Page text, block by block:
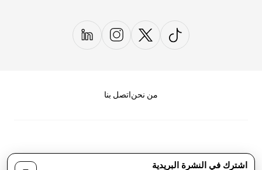
من نحن اتصل بنا
اشترك في النشرة البريدية